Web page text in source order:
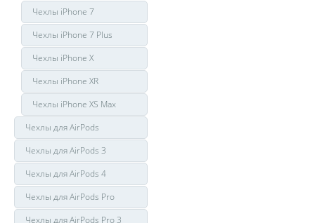
Чехлы iPhone 7
Чехлы iPhone 7 Plus
Чехлы iPhone X
Чехлы iPhone XR
Чехлы iPhone XS Max
Чехлы для AirPods
Чехлы для AirPods 3
Чехлы для AirPods 4
Чехлы для AirPods Pro
Чехлы для AirPods Pro 3